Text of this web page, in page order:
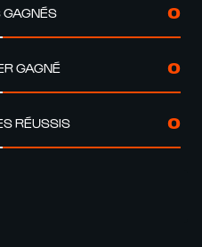
GAGNÉS 0
GAGNÉ 0
RÉUSSIS 0